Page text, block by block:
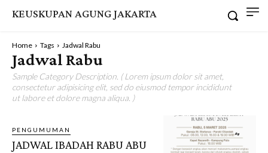
KEUSKUPAN AGUNG JAKARTA
Home Tags Jadwal Rabu
Jadwal Rabu
Sample Category Description. ( Lorem ipsum dolor sit amet,
consectetur adipisicing elit, sed do eiusmod tempor incididunt
ut labore et dolore magna aliqua. )
PENGUMUMAN
JADWAL IBADAH RABU ABU